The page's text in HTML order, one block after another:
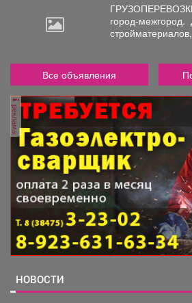
город-межгород.
Все объявления
реклама
НОВОСТИ